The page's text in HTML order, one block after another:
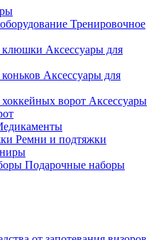
Тренировочное
Аксессуары для
Аксессуары для
Аксессуары
Ремни и подтяжки
Подарочные наборы